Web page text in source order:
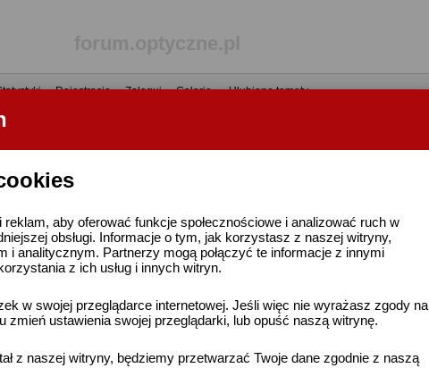
aby oferować funkcje społecznościowe i analizować ruch w
obsługi. Informacje o tym, jak korzystasz z naszej witryny,
i analitycznym. Partnerzy mogą połączyć te informacje z innymi
z ich usług i innych witryn.
w swojej przeglądarce internetowej. Jeśli więc nie wyrażasz zgody na
ustawienia swojej przeglądarki, lub opuść naszą witrynę.
z naszej witryny, będziemy przetwarzać Twoje dane zgodnie z naszą
•Rejestracja•Zaloguj•Galerie• Ulubione tematy